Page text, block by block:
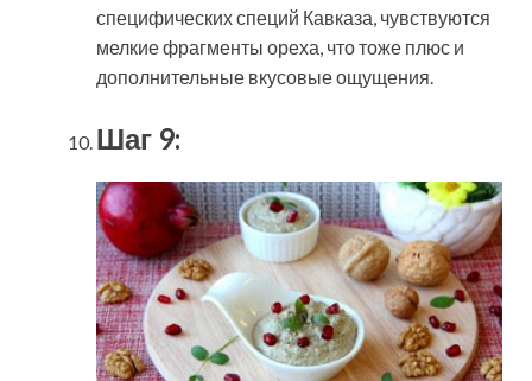
специфических специй Кавказа, чувствуются
мелкие фрагменты ореха, что тоже плюс и
дополнительные вкусовые ощущения.
Шаг 9: